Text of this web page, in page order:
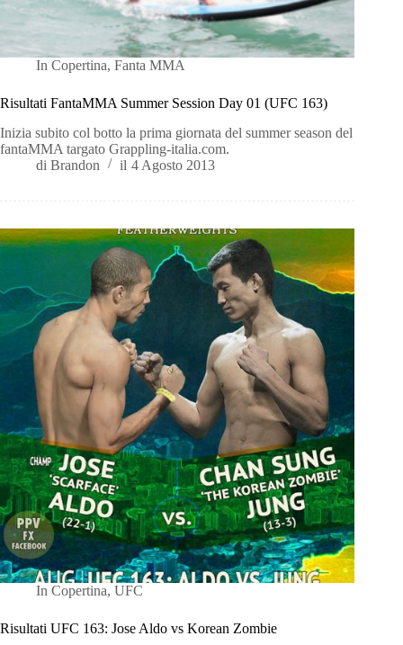
In Copertina,Fanta MMA
Risultati FantaMMA Summer Session Day 01 (UFC 163)
Inizia subito col botto la prima giornata del summer season del
fantaMMA targato Grappling-italia.com.
di Brandon il 4 Agosto 2013
In Copertina,UFC
Risultati UFC 163: Jose Aldo vs Korean Zombie